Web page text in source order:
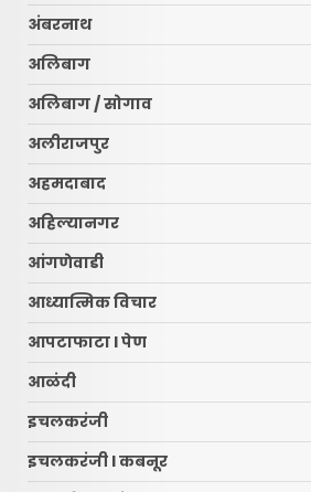
अंबरनाथ
अलिबाग
अलिबाग / सोगाव
अलीराजपुर
अहमदाबाद
अहिल्यानगर
आंगणेवाडी
आध्यात्मिक विचार
आपटाफाटा l पेण
आळंदी
इचलकरंजी
इचलकरंजी l कबनूर